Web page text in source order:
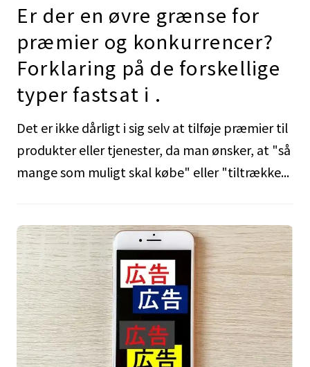
Er der en øvre grænse for
præmier og konkurrencer?
Forklaring på de forskellige
typer fastsat i .
Det er ikke dårligt i sig selv at tilføje præmier til
produkter eller tjenester, da man ønsker, at "så
mange som muligt skal købe" eller "tiltrække...